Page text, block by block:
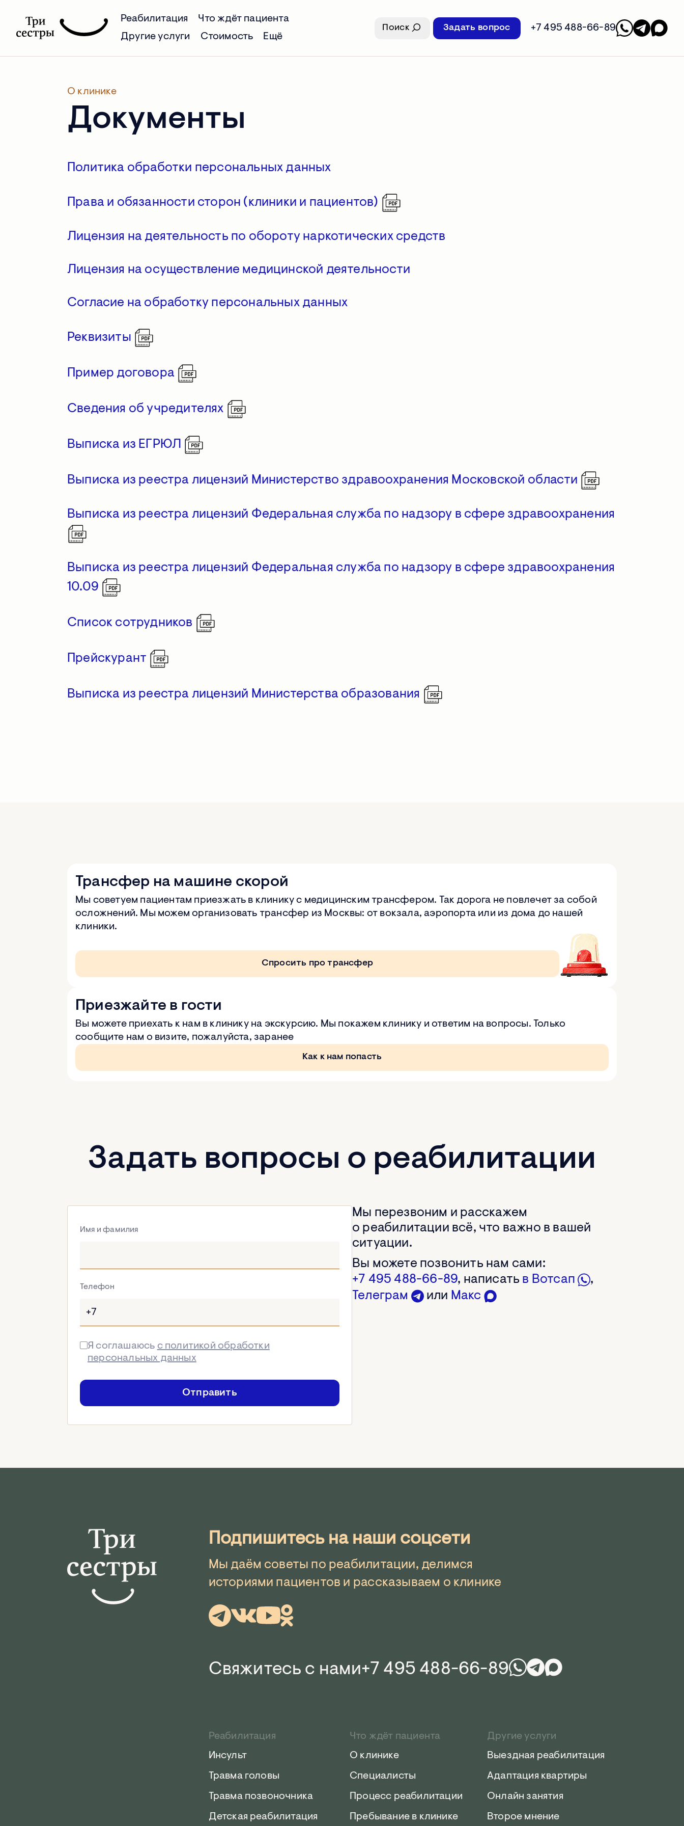
Реабилитация
Что ждёт пациента
Другие услуги
Стоимость Ещё
Поиск Задать вопрос +7 495 488-66-89
О клинике
Документы
Политика обработки персональных данных
Права и обязанности сторон (клиники и пациентов)
Лицензия на деятельность по обороту наркотических средств
Лицензия на осуществление медицинской деятельности
Согласие на обработку персональных данных
Реквизиты
Пример договора
Сведения об учредителях
Выписка из ЕГРЮЛ
Выписка из реестра лицензий Министерство здравоохранения Московской области
Выписка из реестра лицензий Федеральная служба по надзору в сфере здравоохранения
Выписка из реестра лицензий Федеральная служба по надзору в сфере здравоохранения
10.09
Список сотрудников
Прейскурант
Выписка из реестра лицензий Министерства образования
Трансфер на машине скорой
Мы советуем пациентам приезжать в клинику с медицинским трансфером. Так дорога не повлечет за собой
осложнений. Мы можем организовать трансфер из Москвы: от вокзала, аэропорта или из дома до нашей
клиники.
Спросить про трансфер
Приезжайте в гости
Вы можете приехать к нам в клинику на экскурсию. Мы покажем клинику и ответим на вопросы. Только
сообщите нам о визите, пожалуйста, заранее
Как к нам попасть
Задать вопросы о реабилитации
Имя и фамилия
Телефон
Я соглашаюсь с политикой обработки
персональных данных
Отправить
Мы перезвоним и расскажем
о реабилитации всё, что важно в вашей
ситуации.
Вы можете позвонить нам сами:
+7 495 488-66-89, написать в Вотсап
,
Телеграм
или Макс
Подпишитесь на наши соцсети
Мы даём советы по реабилитации, делимся
историями пациентов и рассказываем о клинике
Свяжитесь с нами+7 495 488-66-89
Реабилитация
Инсульт
Травма головы
Травма позвоночника
Детская реабилитация
Что ждёт пациента
О клинике
Специалисты
Процесс реабилитации
Пребывание в клинике
Другие услуги
Выездная реабилитация
Адаптация квартиры
Онлайн занятия
Второе мнение